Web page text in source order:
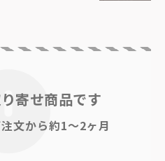
寄せ商品です
文から約1～2ヶ月